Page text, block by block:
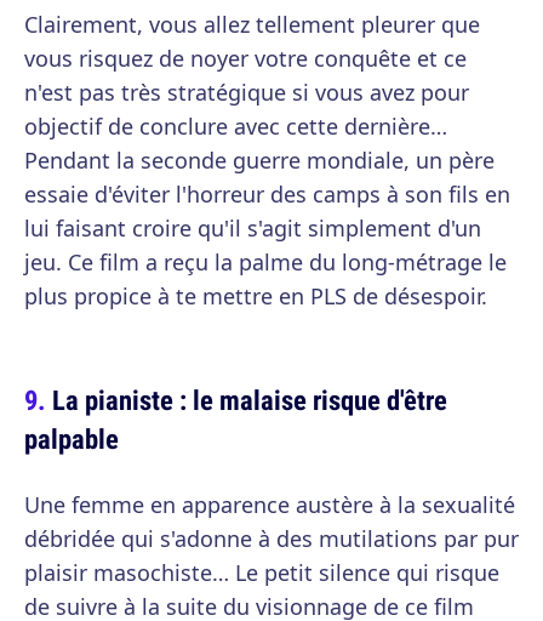
Clairement, vous allez tellement pleurer que
vous risquez de noyer votre conquête et ce
n'est pas très stratégique si vous avez pour
objectif de conclure avec cette dernière…
Pendant la seconde guerre mondiale, un père
essaie d'éviter l'horreur des camps à son fils en
lui faisant croire qu'il s'agit simplement d'un
jeu. Ce film a reçu la palme du long-métrage le
plus propice à te mettre en PLS de désespoir.
La pianiste : le malaise risque d'être
palpable
Une femme en apparence austère à la sexualité
débridée qui s'adonne à des mutilations par pur
plaisir masochiste… Le petit silence qui risque
de suivre à la suite du visionnage de ce film